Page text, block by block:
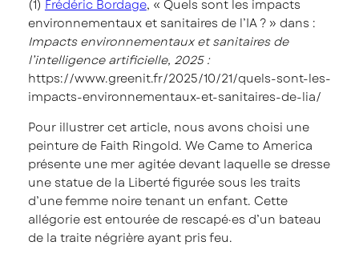
(1) Frédéric Bordage, « Quels sont les impacts
environnementaux et sanitaires de l’IA ? » dans :
Impacts environnementaux et sanitaires de
l’intelligence artificielle, 2025 :
https://www.greenit.fr/2025/10/21/quels-sont-les-
impacts-environnementaux-et-sanitaires-de-lia/
Pour illustrer cet article, nous avons choisi une
peinture de Faith Ringold. We Came to America
présente une mer agitée devant laquelle se dresse
une statue de la Liberté figurée sous les traits
d’une femme noire tenant un enfant. Cette
allégorie est entourée de rescapé·es d’un bateau
de la traite négrière ayant pris feu.